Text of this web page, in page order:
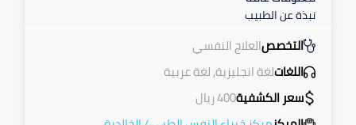
نبذة عن الطبيب
التخصصالعلاج النفسي
اللغاتلغة انجليزية, لغة عربية
سعر الكشفية400ريال